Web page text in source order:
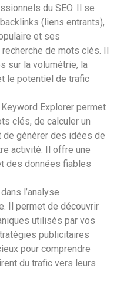
du SEO. Il se
(liens entrants),
et ses
de mots clés. Il
sur la volumétrie, la
le potentiel de trafic
Explorer permet
clés, de calculer un
générer des idées de
activité. Il offre une
des données fiables
l’analyse
Il permet de découvrir
utilisés par vos
publicitaires
pour comprendre
du trafic vers leurs